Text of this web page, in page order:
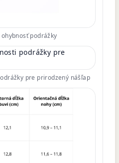
podrážky
pre prirodzený nášľap